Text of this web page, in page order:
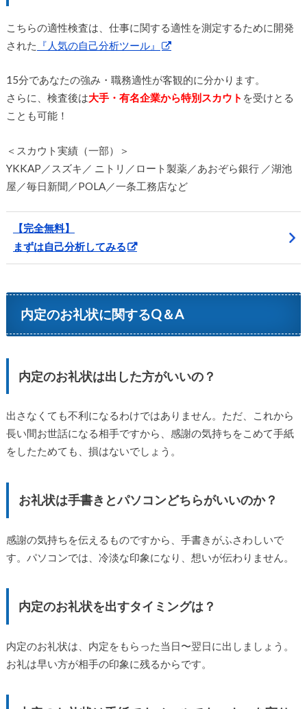
こちらの適性検査は、仕事に関する適性を測定するために開発
された
『人気の自己分析ツール』
15分であなたの強み・職務適性が客観的に分かります。
さらに、検査後は大手・有名企業から特別スカウト を受けとる
ことも可能！
＜スカウト実績（一部）＞
YKKAP／スズキ／ ニトリ／ロート製薬／あおぞら銀行 ／湖池
屋／毎日新聞／POLA／一条工務店など
【完全無料】
まずは自己分析してみる
内定のお礼状に関するQ＆A
内定のお礼状は出した方がいいの？
出さなくても不利になるわけではありません。ただ、これから
長い間お世話になる相手ですから、感謝の気持ちをこめて手紙
をしたためても、損はないでしょう。
お礼状は手書きとパソコンどちらがいいのか？
感謝の気持ちを伝えるものですから、手書きがふさわしいで
す。パソコンでは、冷淡な印象になり、想いが伝わりません。
内定のお礼状を出すタイミングは？
内定のお礼状は、内定をもらった当日〜翌日に出しましょう。
お礼は早い方が相手の印象に残るからです。